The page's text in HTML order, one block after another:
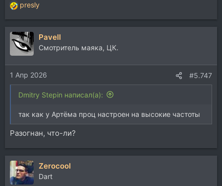
Р
е
а
к
и
и
:
presly
Pavell
Смотритель маяка, ЦК.
1 Апр 2026 #5.747
Dmitry Stepin написал(а):
так как у Артёма проц настроен на высокие частоты
Разогнан, что-ли?
Zerocool
Dart